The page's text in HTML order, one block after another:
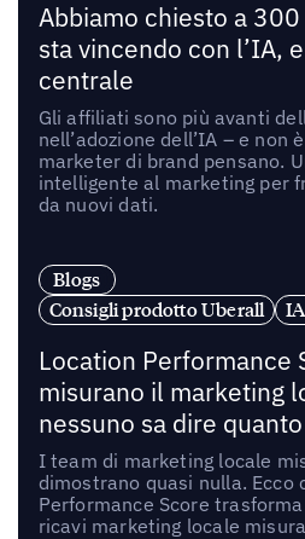
Abbiamo chiesto a
sta vincendo con l’IA,
centrale
Gli affiliati sono più avanti
nell’adozione dell’IA – e non
marketer di brand pensano.
intelligente al marketing per
da nuovi dati.
Blogs
Consigli prodotto Uberall
Location Performance
misurano il marketing
nessuno sa dire
I team di marketing locale
dimostrano quasi nulla. Ecco
Performance Score
ricavi marketing locale